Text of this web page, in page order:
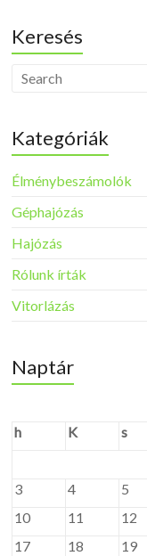
Keresés
Kategóriák
Élménybeszámolók
Géphajózás
Hajózás
Rólunk írták
Vitorlázás
Naptár
h
K s
3
4 5
10
11 12
17
18 19